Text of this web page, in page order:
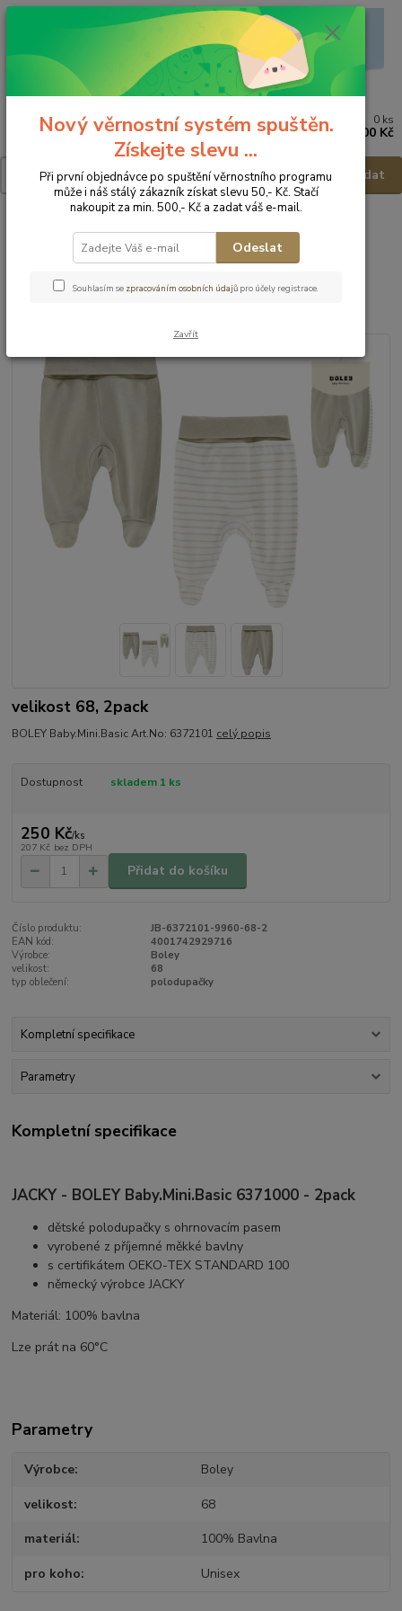
Menu
Hledat
0 ks
0,00 Kč
BOLEY Kojenecké polodupačky 6372101 - vel.68
BOLEY Kojenecké polodupačky
6372101 - vel.68
velikost 68, 2pack
BOLEY Baby.Mini.Basic Art.No: 6372101 celý popis
Dostupnost skladem 1 ks
250 Kč/ks
207 Kč bez DPH
Přidat do košíku
Číslo produktu:
JB-6372101-9960-68-2
EAN kód:
4001742929716
Výrobce:
Boley
velikost:
68
typ oblečení:
polodupačky
Kompletní specifikace
Parametry
Kompletní specifikace
JACKY - BOLEY Baby.Mini.Basic 6371000 - 2pack
dětské polodupačky s ohrnovacím pasem
vyrobené z příjemné měkké bavlny
s certifikátem OEKO-TEX STANDARD 100
německý výrobce JACKY
Materiál: 100% bavlna
Lze prát na 60°C
Parametry
Výrobce Boley
velikost 68
materiál 100% Bavlna
pro koho Unisex
Nový věrnostní systém spuštěn.
Získejte slevu ...
Při první objednávce po spuštění věrnostního programu
může i náš stálý zákazník získat slevu 50,- Kč. Stačí
nakoupit za min. 500,- Kč a zadat váš e-mail.
Odeslat
Souhlasím se zpracováním osobních údajů pro účely registrace.
Zavřít